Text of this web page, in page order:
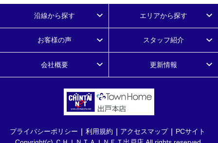
沿線から探す エリアから探す
お客様の声 スタッフ紹介
会社概要 更新情報
プライバシーポリシー 利用規約 アクセスマップ
PCサイト